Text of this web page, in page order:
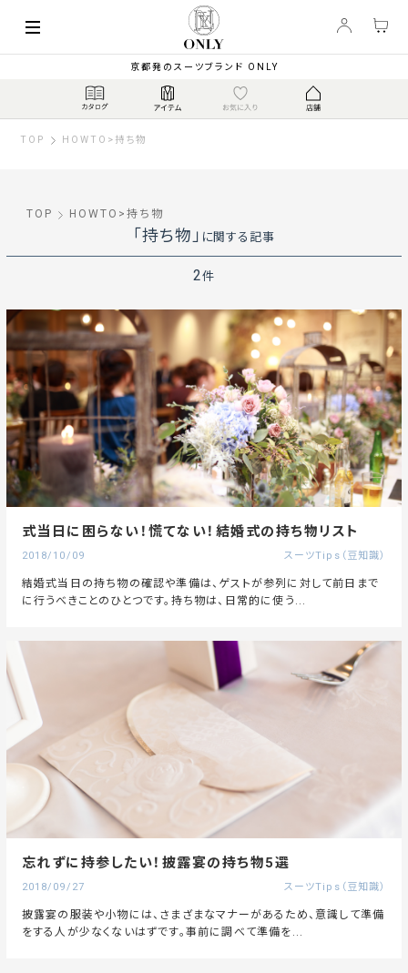
京都発のスーツブランド ONLY
TOP HOWTO > 持ち物
TOP HOWTO >持ち物
「持ち物」 に関する記事
2件
式当日に困らない！慌てない！結婚式の持ち物リスト
2018/10/09 スーツTips（豆知識）
結婚式当日の持ち物の確認や準備は、ゲストが参列に対して前日まで
に行うべきことのひとつです。持ち物は、日常的に使う...
忘れずに持参したい！披露宴の持ち物5選
2018/09/27 スーツTips（豆知識）
披露宴の服装や小物には、さまざまなマナーがあるため、意識して準備
をする人が少なくないはずです。事前に調べて準備を...